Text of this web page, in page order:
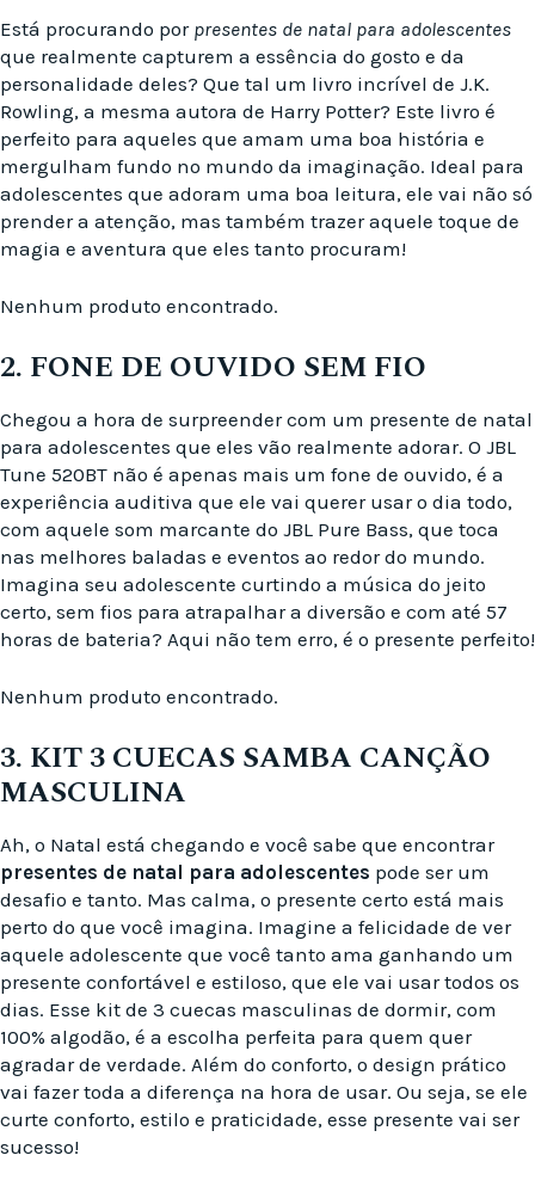
Está procurando por presentes de natal para adolescentes
que realmente capturem a essência do gosto e da
personalidade deles? Que tal um livro incrível de J.K.
Rowling, a mesma autora de Harry Potter? Este livro é
perfeito para aqueles que amam uma boa história e
mergulham fundo no mundo da imaginação. Ideal para
adolescentes que adoram uma boa leitura, ele vai não só
prender a atenção, mas também trazer aquele toque de
magia e aventura que eles tanto procuram!
Nenhum produto encontrado.
2. FONE DE OUVIDO SEM FIO
Chegou a hora de surpreender com um presente de natal
para adolescentes que eles vão realmente adorar. O JBL
Tune 520BT não é apenas mais um fone de ouvido, é a
experiência auditiva que ele vai querer usar o dia todo,
com aquele som marcante do JBL Pure Bass, que toca
nas melhores baladas e eventos ao redor do mundo.
Imagina seu adolescente curtindo a música do jeito
certo, sem fios para atrapalhar a diversão e com até 57
horas de bateria? Aqui não tem erro, é o presente perfeito!
Nenhum produto encontrado.
3. KIT 3 CUECAS SAMBA CANÇÃO
MASCULINA
Ah, o Natal está chegando e você sabe que encontrar
presentes de natal para adolescentes pode ser um
desafio e tanto. Mas calma, o presente certo está mais
perto do que você imagina. Imagine a felicidade de ver
aquele adolescente que você tanto ama ganhando um
presente confortável e estiloso, que ele vai usar todos os
dias. Esse kit de 3 cuecas masculinas de dormir, com
100% algodão, é a escolha perfeita para quem quer
agradar de verdade. Além do conforto, o design prático
vai fazer toda a diferença na hora de usar. Ou seja, se ele
curte conforto, estilo e praticidade, esse presente vai ser
sucesso!